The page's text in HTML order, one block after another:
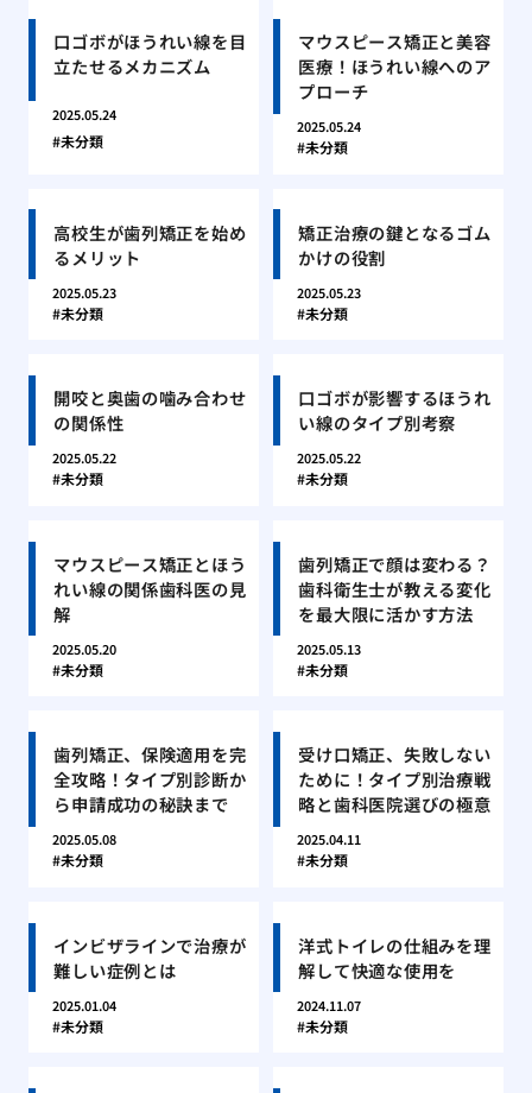
口ゴボがほうれい線を目
立たせるメカニズム
2025.05.24
未分類
マウスピース矯正と美容
医療！ほうれい線へのア
プローチ
2025.05.24
未分類
高校生が歯列矯正を始め
るメリット
2025.05.23
未分類
矯正治療の鍵となるゴム
かけの役割
2025.05.23
未分類
開咬と奥歯の噛み合わせ
の関係性
2025.05.22
未分類
口ゴボが影響するほうれ
い線のタイプ別考察
2025.05.22
未分類
マウスピース矯正とほう
れい線の関係歯科医の見
解
2025.05.20
未分類
歯列矯正で顔は変わる？
歯科衛生士が教える変化
を最大限に活かす方法
2025.05.13
未分類
歯列矯正、保険適用を完
全攻略！タイプ別診断か
ら申請成功の秘訣まで
2025.05.08
未分類
受け口矯正、失敗しない
ために！タイプ別治療戦
略と歯科医院選びの極意
2025.04.11
未分類
インビザラインで治療が
難しい症例とは
2025.01.04
未分類
洋式トイレの仕組みを理
解して快適な使用を
2024.11.07
未分類